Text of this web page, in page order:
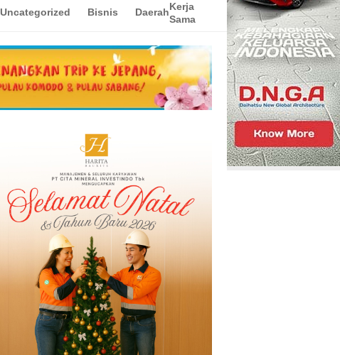
Uncategorized Bisnis DaerahKerja
Sama
Penulis
menulis
disini